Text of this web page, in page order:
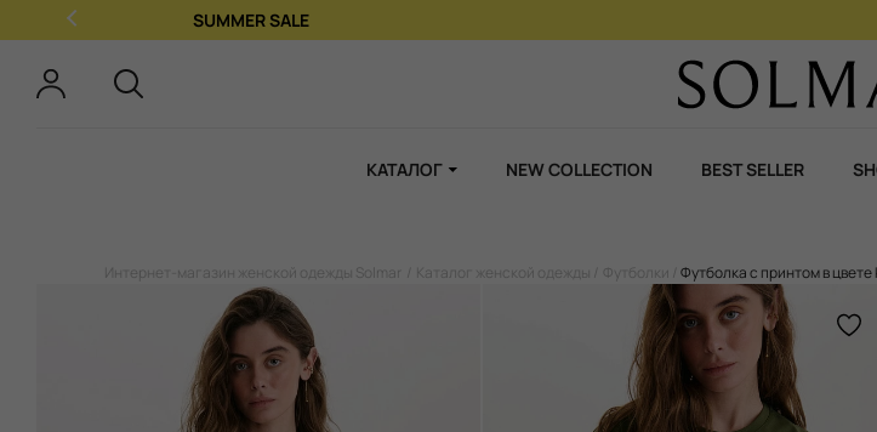
КАТАЛОГ NEW COLLECTION BEST SELLER
Интернет-магазин женской одежды Solmar Каталог женской одежды Футболки Футболка с принтом в